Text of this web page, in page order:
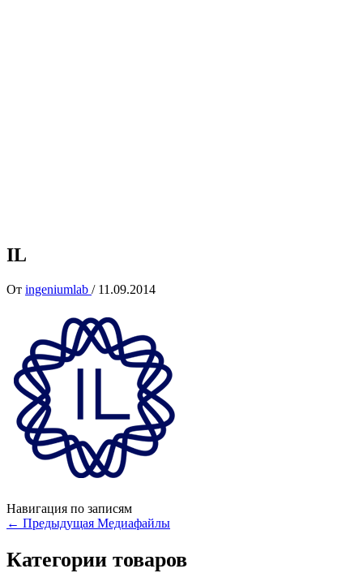
IL
От ingeniumlab / 11.09.2014
Навигация по записям
← Предыдущая Медиафайлы
Категории товаров